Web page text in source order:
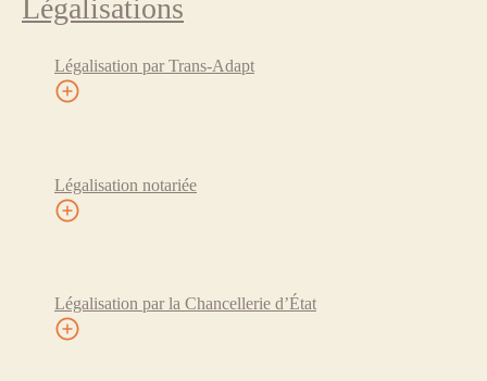
Légalisations
Légalisation par Trans-Adapt
Légalisation notariée
Légalisation par la Chancellerie d’État